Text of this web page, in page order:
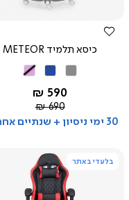
כיסא תלמיד METEOR
כחולורוד
החל מ-
590 ₪
מחיר
רגיל
690 ₪
30 ימי ניסיון + שנתיים אחריות
בלעדי באתר